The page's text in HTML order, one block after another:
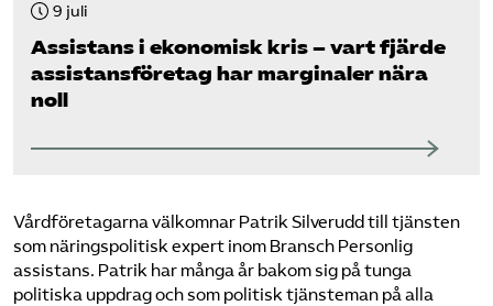
Logga in på Arbetsgivarguiden
Sök på vardforetagarna.se
9 juli
Assistans i ekonomisk kris – vart fjärde
assistans­företag har marginaler nära
noll
Vårdföretagarna välkomnar Patrik Silverudd till tjänsten
som näringspolitisk expert inom Bransch Personlig
assistans. Patrik har många år bakom sig på tunga
politiska uppdrag och som politisk tjänsteman på alla